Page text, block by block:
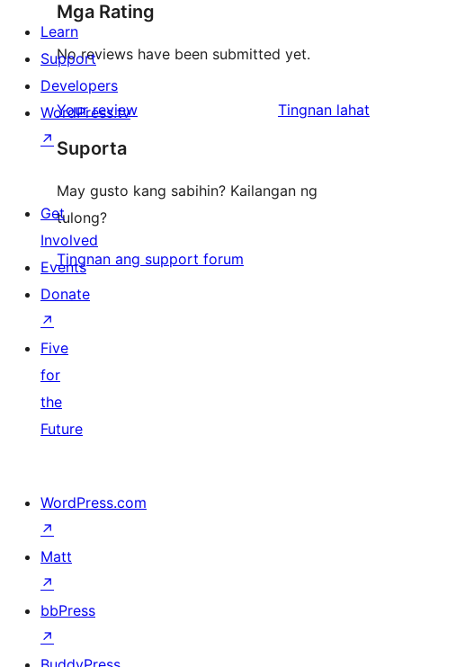
Mga Rating
No reviews have been submitted yet.
Your review Tingnan lahat
Suporta
May gusto kang sabihin? Kailangan ng
tulong?
Tingnan ang support forum
Learn
Support
Developers
WordPress.tv
↗
Get
Involved
Events
Donate
↗
Five
for
the
Future
WordPress.com
↗
Matt
↗
bbPress
↗